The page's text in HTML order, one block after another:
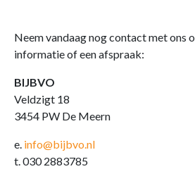
Neem vandaag nog contact met ons
informatie of een afspraak:
BIJBVO
Veldzigt 18
3454 PW De Meern
e. info@bijbvo.nl
t. 030 2883785